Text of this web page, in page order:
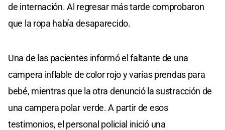
de internación. Al regresar más tarde comprobaron
que la ropa había desaparecido.
Una de las pacientes informó el faltante de una
campera inflable de color rojo y varias prendas para
bebé, mientras que la otra denunció la sustracción de
una campera polar verde. A partir de esos
testimonios, el personal policial inició una